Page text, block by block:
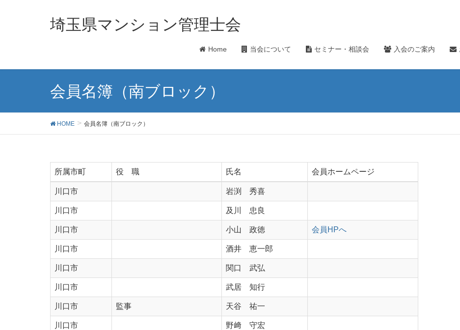
埼玉県マンション管理士会
Home 当会について セミナー・相談会 入会のご案内
会員名簿（南ブロック）
HOME 会員名簿（南ブロック）
所属市町 役 職 氏名 会員ホームページ
川口市 岩渕 秀喜
川口市 及川 忠良
川口市 小山 政徳 会員HPへ
川口市 酒井 恵一郎
川口市 関口 武弘
川口市 武居 知行
川口市 監事 天谷 祐一
川口市 野﨑 守宏